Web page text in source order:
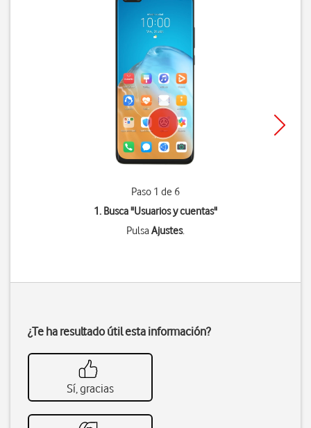
Paso 1 de 6
1. Busca "Usuarios y cuentas"
PulsaAjustes.
¿Te ha resultado útil esta información?
Sí, gracias